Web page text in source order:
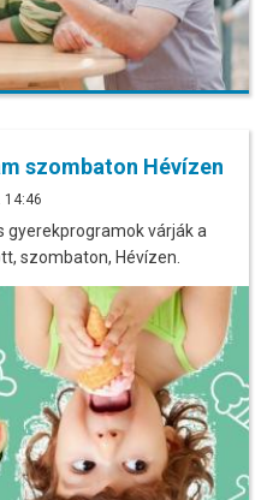
szombaton Hévízen
14:46
gyerekprogramok várják a
szombaton, Hévízen.